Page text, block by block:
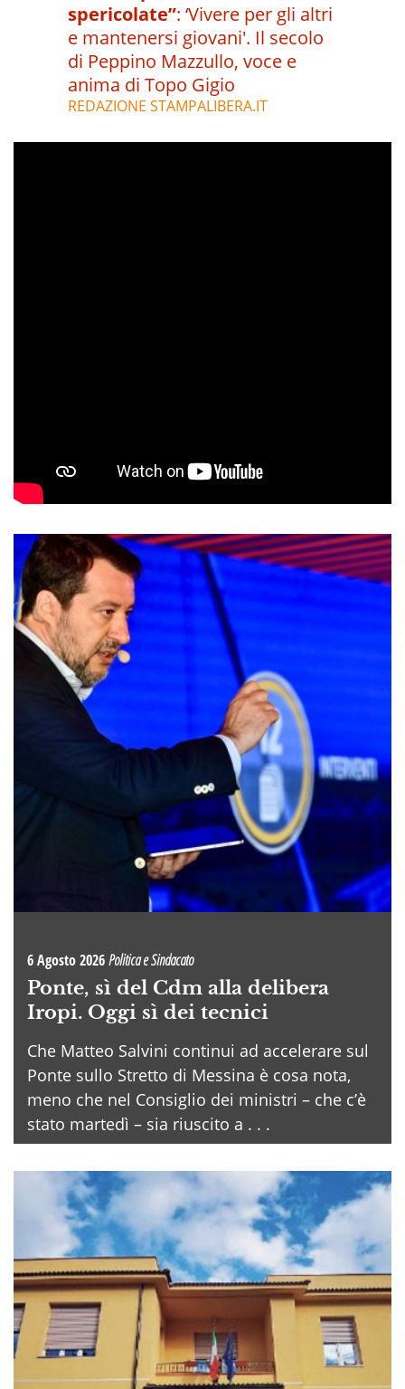
spericolate”: ‘Vivere per gli altri
e mantenersi giovani'. Il secolo
di Peppino Mazzullo, voce e
anima di Topo Gigio
REDAZIONE STAMPALIBERA.IT
6 Agosto 2026Politica e Sindacato
Ponte, sì del Cdm alla delibera
Iropi. Oggi sì dei tecnici
Che Matteo Salvini continui ad accelerare sul
Ponte sullo Stretto di Messina è cosa nota,
meno che nel Consiglio dei ministri – che c’è
stato martedì – sia riuscito a . . .